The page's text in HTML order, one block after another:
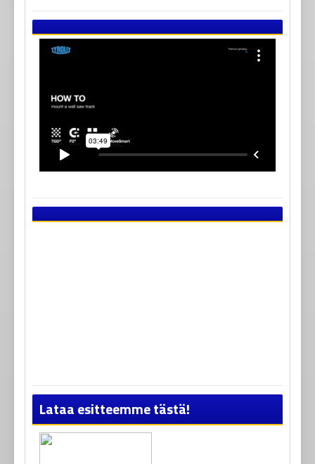
Lataa esitteemme tästä!